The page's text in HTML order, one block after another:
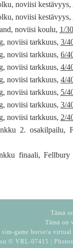
noviisi kestävyys,
noviisi kestävyys,
noviisi koulu, 1/30
noviisi tarkkuus, 3/
noviisi tarkkuus, 6/
noviisi tarkkuus, 4/
noviisi tarkkuus, 4/
noviisi tarkkuus, 5/
noviisi tarkkuus, 3/
noviisi tarkkuus, 2/
2. osakilpailu,
finaali, Fellbury
Tämä
Tämä on
game horse/a
© VRL-07415 |